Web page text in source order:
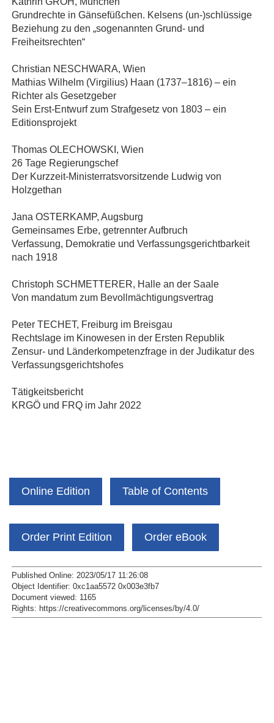
Grundrechte in Gänsefüßchen. Kelsens (un‐)schlüssige
Beziehung zu den „sogenannten Grund‐ und
Freiheitsrechten“
Christian NESCHWARA, Wien
Mathias Wilhelm (Virgilius) Haan (1737–1816) – ein
Richter als Gesetzgeber
Sein Erst‐Entwurf zum Strafgesetz von 1803 – ein
Editionsprojekt
Thomas OLECHOWSKI, Wien
26 Tage Regierungschef
Der Kurzzeit‐Ministerratsvorsitzende Ludwig von
Holzgethan
Jana OSTERKAMP, Augsburg
Gemeinsames Erbe, getrennter Aufbruch
Verfassung, Demokratie und Verfassungsgerichtbarkeit
nach 1918
Christoph SCHMETTERER, Halle an der Saale
Von mandatum zum Bevollmächtigungsvertrag
Peter TECHET, Freiburg im Breisgau
Rechtslage im Kinowesen in der Ersten Republik
Zensur‐ und Länderkompetenzfrage in der Judikatur des
Verfassungsgerichtshofes
Tätigkeitsbericht
KRGÖ und FRQ im Jahr 2022
Online Edition Table of Contents
Order Print Edition Order eBook
Published Online: 2023/05/17 11:26:08
Object Identifier: 0xc1aa5572 0x003e3fb7
Document viewed: 1165
Rights: https://creativecommons.org/licenses/by/4.0/